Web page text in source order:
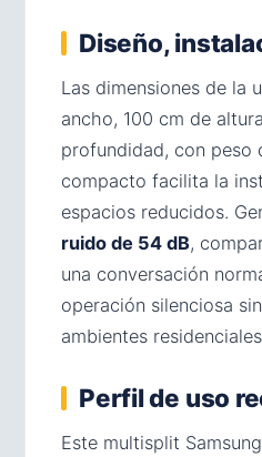
Diseño,
Las dimensiones de la
ancho, 100 cm de
profundidad, con peso
compacto facilita la
espacios reducidos.
ruido de 54 dB,
una conversación
operación silenciosa
ambientes
Perfil de uso
Este multisplit